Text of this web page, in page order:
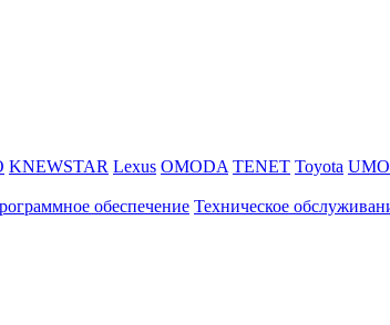
KNEWSTAR Lexus OMODA TENET Toyota UMO
обеспечение Техническое